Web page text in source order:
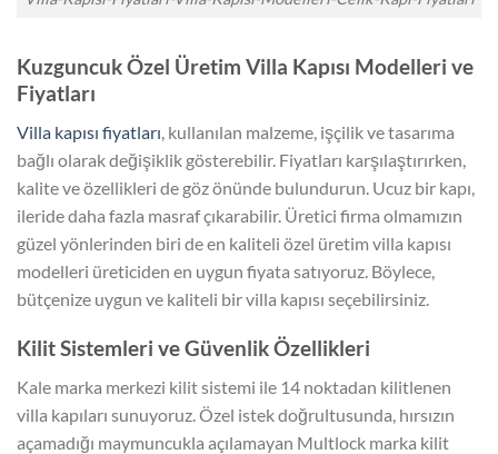
Kuzguncuk Özel Üretim Villa Kapısı Modelleri ve
Fiyatları
Villa kapısı fiyatları , kullanılan malzeme, işçilik ve tasarıma
bağlı olarak değişiklik gösterebilir. Fiyatları karşılaştırırken,
kalite ve özellikleri de göz önünde bulundurun. Ucuz bir kapı,
ileride daha fazla masraf çıkarabilir. Üretici firma olmamızın
güzel yönlerinden biri de en kaliteli özel üretim villa kapısı
modelleri üreticiden en uygun fiyata satıyoruz. Böylece,
bütçenize uygun ve kaliteli bir villa kapısı seçebilirsiniz.
Kilit Sistemleri ve Güvenlik Özellikleri
Kale marka merkezi kilit sistemi ile 14 noktadan kilitlenen
villa kapıları sunuyoruz. Özel istek doğrultusunda, hırsızın
açamadığı maymuncukla açılamayan Multlock marka kilit